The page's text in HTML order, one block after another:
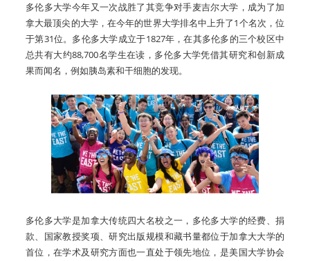
多伦多大学今年又一次战胜了其竞争对手麦吉尔大学，成为了加
拿大最顶尖的大学，在今年的世界大学排名中上升了1个名次，位
于第31位。多伦多大学成立于1827年，在其多伦多的三个校区中
总共有大约88,700名学生在读，多伦多大学凭借其研究和创新成
果而闻名，例如胰岛素和干细胞的发现。
多伦多大学是加拿大传统四大名校之一，多伦多大学的经费、捐
款、国家教授奖项、研究出版规模和藏书量都位于加拿大大学的
首位，在学术及研究方面也一直处于领先地位，是美国大学协会